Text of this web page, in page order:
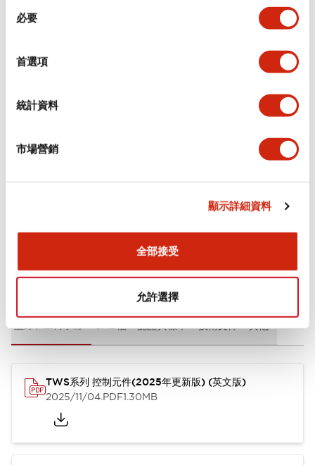
必要
首選項
統計資料
市場營銷
顯示詳細資料
全部接受
允許選擇
規格 顯示全部+
機械規格
文件和檔案
TWS系列 控制元件(2025年更新版) (英文版)
2025/11/04.PDF1.30MB